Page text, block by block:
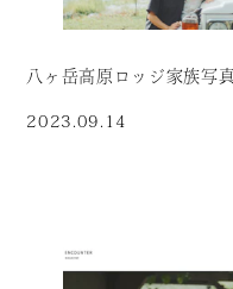
八ヶ岳高原ロッジ家族写
2023.09.14